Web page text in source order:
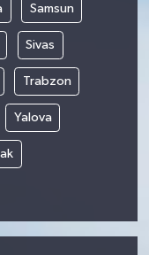
Samsun
Sivas
Trabzon
Yalova